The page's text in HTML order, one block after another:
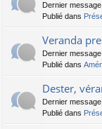
Dernier
Publié dans
Veranda
Dernier
Publié dans
Dester,
Dernier
Publié dans